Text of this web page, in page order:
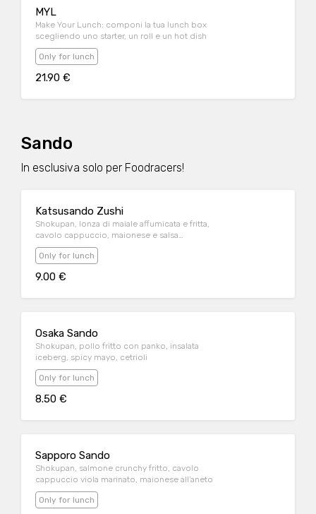
MYL
Make Your Lunch: componi la tua lunch box
scegliendo uno starter, un roll e un hot dish
Only for lunch
21.90 €
Sando
In esclusiva solo per Foodracers!
Katsusando Zushi
Shokupan, lonza di maiale affumicata e fritta,
cavolo cappuccio, maionese e salsa
tonkatsu
Only for lunch
9.00 €
Osaka Sando
Shokupan, pollo fritto con panko, insalata
iceberg, spicy mayo, cetrioli
Only for lunch
8.50 €
Sapporo Sando
Shokupan, salmone crunchy fritto, cavolo
cappuccio viola marinato, maionese all’aneto
Only for lunch